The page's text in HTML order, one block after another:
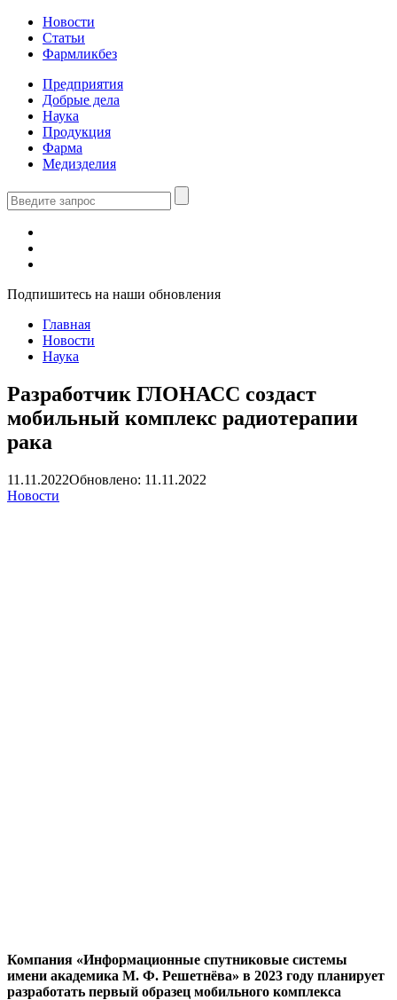
Новости
Статьи
Фармликбез
Предприятия
Добрые дела
Наука
Продукция
Фарма
Медизделия
Подпишитесь на наши обновления
Главная
Новости
Наука
Разработчик ГЛОНАСС создаст
мобильный комплекс радиотерапии
рака
11.11.2022Обновлено: 11.11.2022
Новости
Компания «Информационные спутниковые системы
имени академика М. Ф. Решетнёва» в 2023 году планирует
разработать первый образец мобильного комплекса